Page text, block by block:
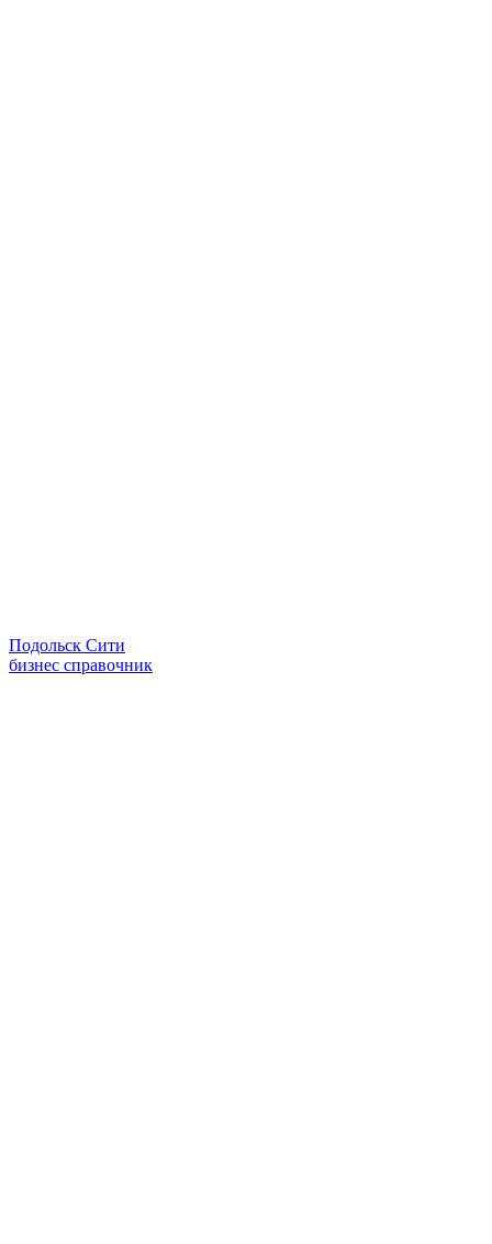
Подольск Сити
бизнес справочник